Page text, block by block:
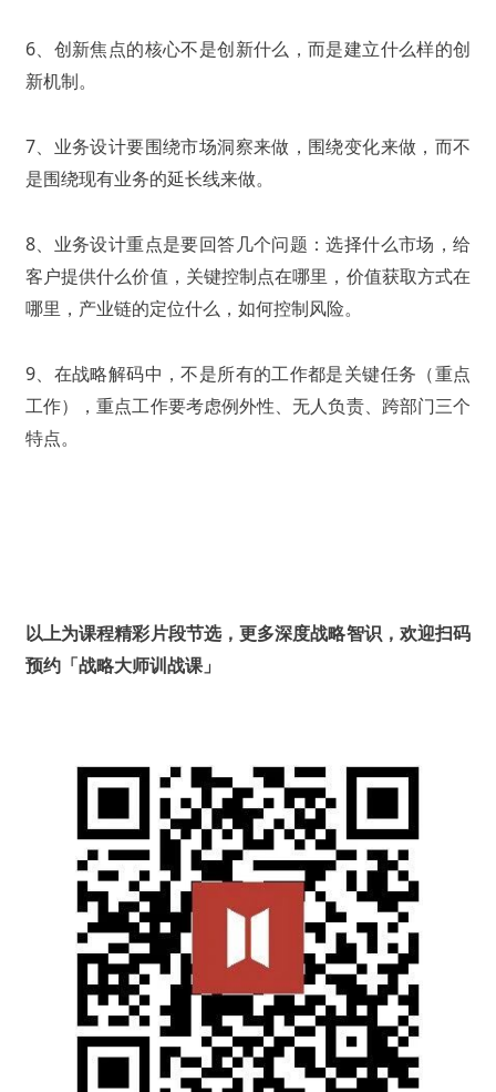
6、创新焦点的核心不是创新什么，而是建立什么样的创
新机制。
7、业务设计要围绕市场洞察来做，围绕变化来做，而不
是围绕现有业务的延长线来做。
8、业务设计重点是要回答几个问题：选择什么市场，给
客户提供什么价值，关键控制点在哪里，价值获取方式在
哪里，产业链的定位什么，如何控制风险。
9、在战略解码中，不是所有的工作都是关键任务（重点
工作），重点工作要考虑例外性、无人负责、跨部门三个
特点。
以上为课程精彩片段节选，更多深度战略智识，欢迎扫码
预约「战略大师训战课」